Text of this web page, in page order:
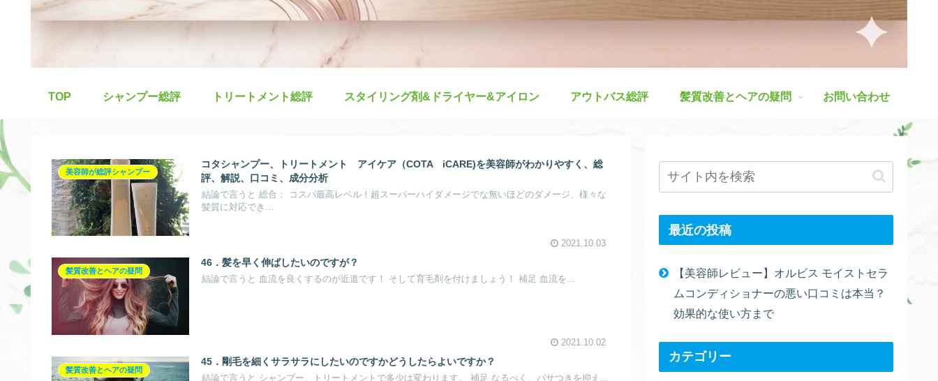
TOP シャンプー総評 トリートメント総評 スタイリング剤&ドライヤー&アイロン アウトバス総評 髪質改善とヘアの疑問 お問い合わせ
美容師が総評シャンプー
コタシャンプー、トリートメント アイケア（COTA iCARE)を美容師がわかりやすく、総
評、解説、口コミ、成分分析
結論で言うと 総合： コスパ最高レベル！超スーパーハイダメージでな無いほどのダメージ、様々な
髪質に対応でき...
2021.10.03
髪質改善とヘアの疑問
46．髪を早く伸ばしたいのですが？
結論で言うと 血流を良くするのが近道です！ そして育毛剤を付けましょう！ 補足 血流を...
2021.10.02
髪質改善とヘアの疑問
45．剛毛を細くサラサラにしたいのですかどうしたらよいですか？
結論で言うと シャンプー、トリートメントで多少は変わります。 補足 なるべく、パサつきを抑え...
最近の投稿
【美容師レビュー】オルビス モイストセラ
ムコンディショナーの悪い口コミは本当？
効果的な使い方まで
カテゴリー